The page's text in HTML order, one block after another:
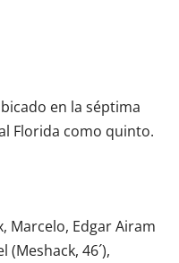
en la séptima
Florida como quinto.
Marcelo, Edgar Airam
(Meshack, 46´),